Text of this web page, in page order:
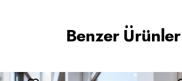
Benzer Ürünler